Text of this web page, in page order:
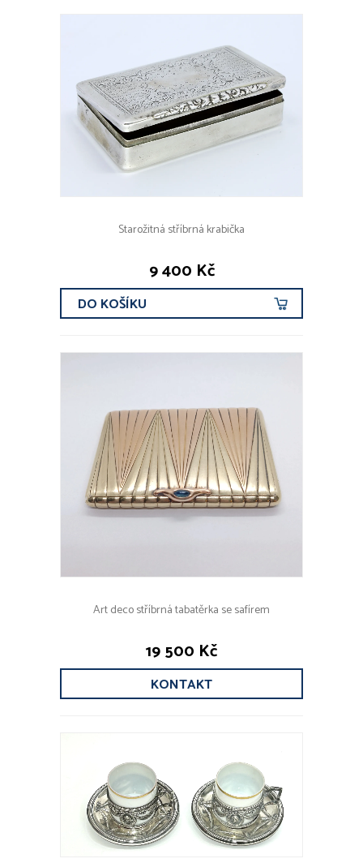
Starožitná stříbrná krabička
9 400 Kč
DO KOŠÍKU
Art deco stříbrná tabatěrka se safírem
19 500 Kč
KONTAKT